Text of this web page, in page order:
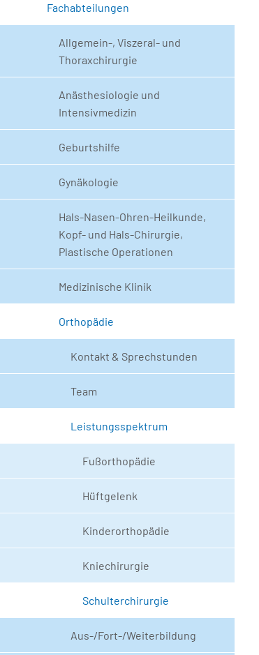
Fachabteilungen
Allgemein-, Viszeral- und
Thoraxchirurgie
Anästhesiologie und
Intensivmedizin
Geburtshilfe
Gynäkologie
Hals-Nasen-Ohren-Heilkunde,
Kopf- und Hals-Chirurgie,
Plastische Operationen
Medizinische Klinik
Orthopädie
Kontakt & Sprechstunden
Team
Leistungsspektrum
Fußorthopädie
Hüftgelenk
Kinderorthopädie
Kniechirurgie
Schulterchirurgie
Aus-/Fort-/Weiterbildung